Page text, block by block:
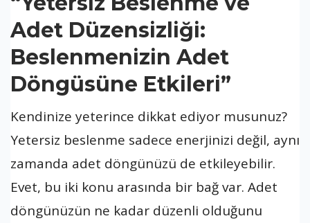
Adet Düzensizliği:
Beslenmenizin Adet
Döngüsüne Etkileri”
Kendinize yeterince dikkat ediyor musunuz?
Yetersiz beslenme sadece enerjinizi değil, aynı
zamanda adet döngünüzü de etkileyebilir.
Evet, bu iki konu arasında bir bağ var. Adet
döngünüzün ne kadar düzenli olduğunu